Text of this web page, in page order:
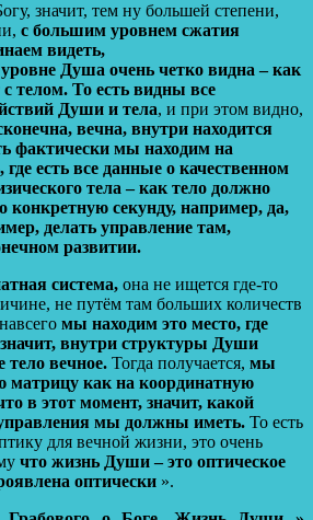
значит, тем ну большей степени,
с большим уровнем сжатия
видеть,
Душа очень четко видна – как
телом. То есть видны все
Души и тела, и при этом видно,
вечна, внутри находится
фактически мы находим на
есть все данные о качественном
тела – как тело должно
конкретную секунду, например, да,
делать управление там,
развитии.
система, она не ищется где-то
не путём там больших количеств
мы находим это место, где
внутри структуры Души
тело вечное. Тогда получается, мы
матрицу как на координатную
в этот момент, значит, какой
мы должны иметь. То есть
для вечной жизни, это очень
что жизнь Души – это оптическое
оптически ».